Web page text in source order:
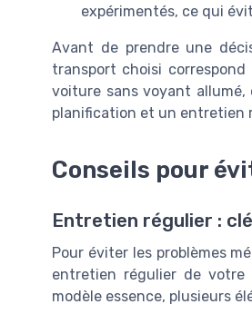
expérimentés, ce qui
Avant de prendre une
transport choisi
voiture sans voyant allumé,
planification et un entretien
Conseils pour
Entretien régulier :
Pour éviter les problèmes
entretien régulier de votre
modèle essence, plusieurs